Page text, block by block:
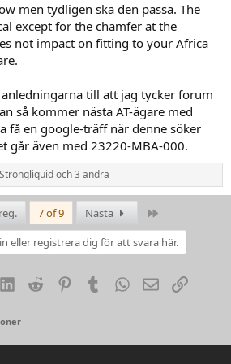
men tydligen ska den passa. The
except for the chamfer at the
not impact on fitting to your Africa
anledningarna till att jag tycker forum
så kommer nästa AT-ägare med
få en google-träff när denne söker
går även med 23220-MBA-000.
Strongliquidoch 3 andra
7 of 9 Nästa
eller registrera dig för att svara här.
LinkedIn
Reddit PinterestTumblrWhatsApp
EmailLink